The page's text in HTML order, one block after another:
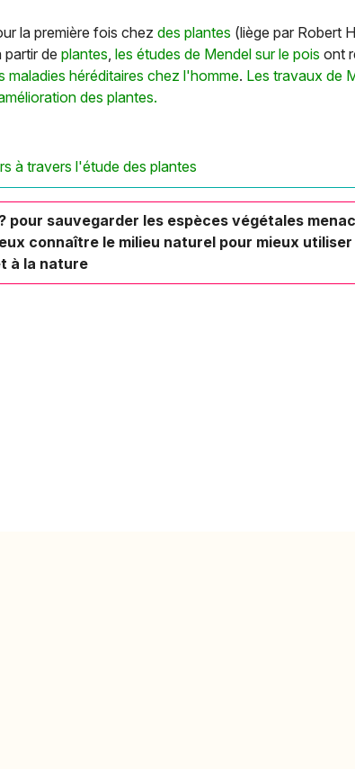
la première fois chezdes plantes (liège par Robert
partir deplantes les études de Mendel sur le pois ont
maladies héréditaires chez l'homme. Les travaux de
des plantes.
à travers l'étude des plantes
pour sauvegarder les espèces végétales
connaître le milieu naturel pour mieux
à la nature